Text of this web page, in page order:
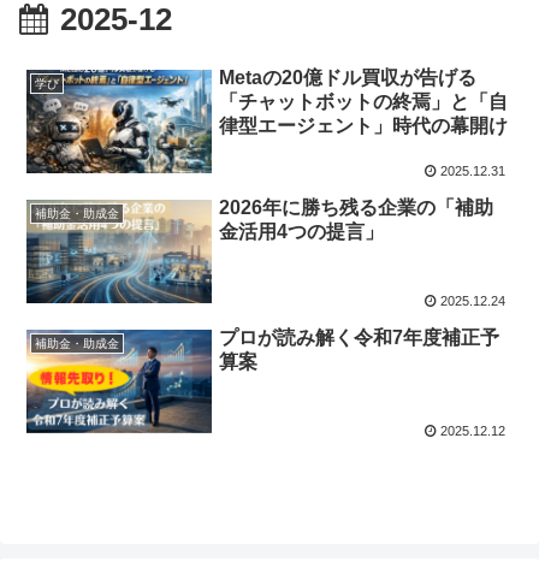
2025-12
学び
Metaの20億ドル買収が告げる
「チャットボットの終焉」と「自
律型エージェント」時代の幕開け
2025.12.31
補助金・助成金
2026年に勝ち残る企業の「補助
金活用4つの提言」
2025.12.24
補助金・助成金
プロが読み解く令和7年度補正予
算案
2025.12.12